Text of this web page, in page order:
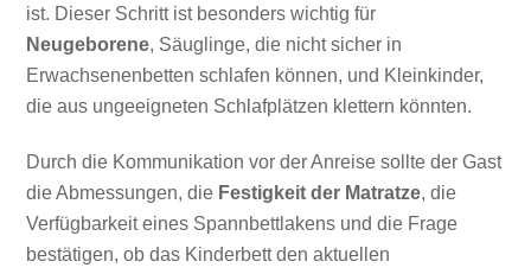
ist. Dieser Schritt ist besonders wichtig für
Neugeborene, Säuglinge, die nicht sicher in
Erwachsenenbetten schlafen können, und Kleinkinder,
die aus ungeeigneten Schlafplätzen klettern könnten.
Durch die Kommunikation vor der Anreise sollte der Gast
die Abmessungen, die Festigkeit der Matratze, die
Verfügbarkeit eines Spannbettlakens und die Frage
bestätigen, ob das Kinderbett den aktuellen